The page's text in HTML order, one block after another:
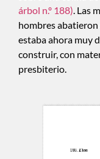
árbol n.º 188). Las
hombres abatieron
estaba ahora muy
construir, con
presbiterio.